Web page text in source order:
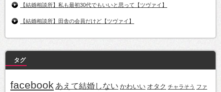
【結婚相談所】私も最初30代でもいいと思って【ツヴァイ】
【結婚相談所】田舎の会員だけど【ツヴァイ】
タグ
facebook あえて結婚しない かわいい オタク チャラそう ファ